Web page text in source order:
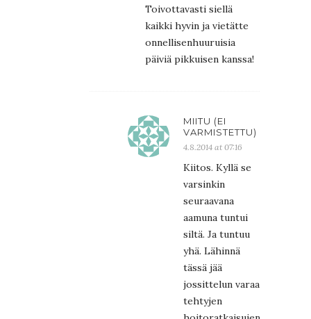
Toivottavasti siellä
kaikki hyvin ja vietätte
onnellisenhuuruisia
päiviä pikkuisen kanssa!
MIITU (EI
VARMISTETTU)
4.8.2014 at 07:16
Kiitos. Kyllä se
varsinkin
seuraavana
aamuna tuntui
siltä. Ja tuntuu
yhä. Lähinnä
tässä jää
jossittelun varaa
tehtyjen